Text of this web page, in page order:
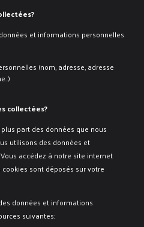
et informations personnelles
(nom, adresse, adresse
collectées?
part des données que nous
utilisons des données et
accédez à notre site internet
sont déposés sur votre
données et informations
suivantes: